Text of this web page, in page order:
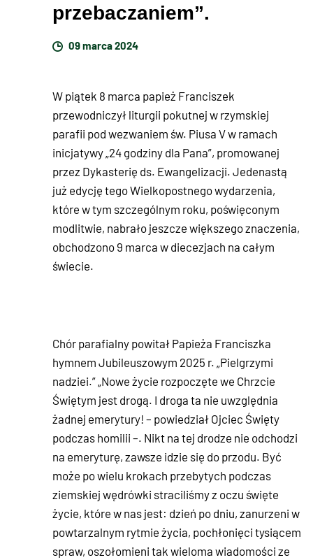
przebaczaniem”.
09 marca 2024
W piątek 8 marca papież Franciszek
przewodniczył liturgii pokutnej w rzymskiej
parafii pod wezwaniem św. Piusa V w ramach
inicjatywy „24 godziny dla Pana”, promowanej
przez Dykasterię ds. Ewangelizacji. Jedenastą
już edycję tego Wielkopostnego wydarzenia,
które w tym szczególnym roku, poświęconym
modlitwie, nabrało jeszcze większego znaczenia,
obchodzono 9 marca w diecezjach na całym
świecie.
Chór parafialny powitał Papieża Franciszka
hymnem Jubileuszowym 2025 r. „Pielgrzymi
nadziei.” „Nowe życie rozpoczęte we Chrzcie
Świętym jest drogą. I droga ta nie uwzględnia
żadnej emerytury! – powiedział Ojciec Święty
podczas homilii –. Nikt na tej drodze nie odchodzi
na emeryturę, zawsze idzie się do przodu. Być
może po wielu krokach przebytych podczas
ziemskiej wędrówki straciliśmy z oczu święte
życie, które w nas jest: dzień po dniu, zanurzeni w
powtarzalnym rytmie życia, pochłonięci tysiącem
spraw, oszołomieni tak wieloma wiadomości ze